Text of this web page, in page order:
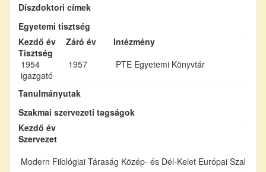
Díszdoktori címek
Egyetemi tisztség
Kezdő év
Záró év
Intézmény
Tisztség
1954
1957
PTE Egyetemi Könyvtár
igazgató
Tanulmányutak
Szakmai szervezeti tagságok
Kezdő év
Szervezet
Modern Filológiai Táraság Közép- és Dél-Kelet Európai